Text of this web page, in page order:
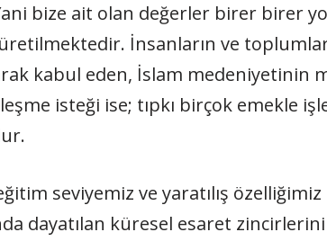
bize ait olan değerler birer birer
İnsanların ve
kabul eden, İslam medeniyetinin
isteği ise; tıpkı birçok emekle
seviyemiz ve yaratılış
dayatılan küresel esaret zincirlerini